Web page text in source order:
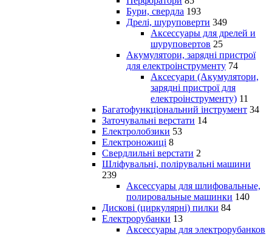
Бури, свердла 193
Дрелі, шуруповерти 349
Аксессуары для дрелей и
шуруповертов 25
Акумулятори, зарядні пристрої
для електроінструменту 74
Аксесуари (Акумулятори,
зарядні пристрої для
електроінструменту) 11
Багатофункціональний інструмент 34
Заточувальні верстати 14
Електролобзики 53
Електроножиці 8
Свердлильні верстати 2
Шліфувальні, полірувальні машини
239
Аксессуары для шлифовальные,
полировальные машинки 140
Дискові (циркулярні) пилки 84
Електрорубанки 13
Аксессуары для электрорубанков